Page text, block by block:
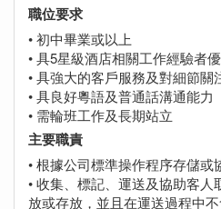
職位要求
• 初中畢業或以上
• 具5星級酒店相關工作經驗者
• 具強大的客戶服務及對細節關
• 具良好粵語及普通話溝通能力
• 需輪班工作及長期站立
主要職責
• 根據公司標準操作程序存儲
• 收集、標記、運送及協助客
放或存放，並且在運送過程中